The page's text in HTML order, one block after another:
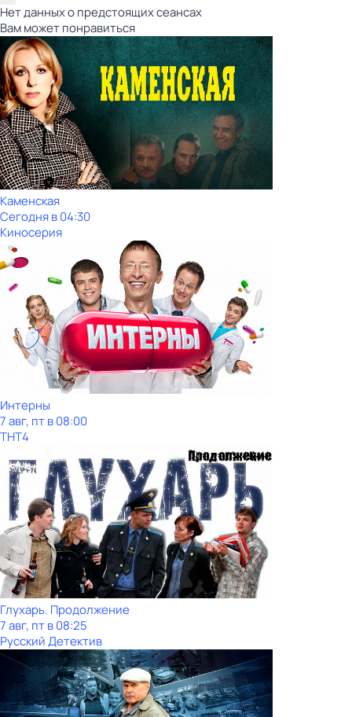
Нет данных о предстоящих сеансах
Вам может понравиться
Каменская
Сегодня в 04:30
Киносерия
Интерны
7 авг, пт в 08:00
ТНТ4
Глухарь. Продолжение
7 авг, пт в 08:25
Русский Детектив